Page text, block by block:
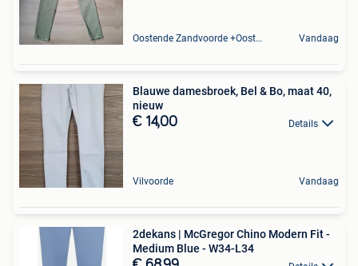
Oostende Zandvoorde +Oostende Vandaag
Blauwe damesbroek, Bel & Bo, maat 40,
nieuw
€ 14,00 Details
Vilvoorde Vandaag
2dekans | McGregor Chino Modern Fit -
Medium Blue - W34-L34